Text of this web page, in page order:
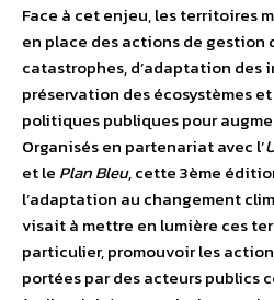
Face à cet enjeu, les territoires
en place des actions de gestion
catastrophes, d’adaptation des
préservation des écosystèmes
politiques publiques pour
Organisés en partenariat avec l’
et le Plan Bleu,cette 3ème
l’adaptation au changement
visait à mettre en lumière ces
particulier, promouvoir les
portées par des acteurs publics